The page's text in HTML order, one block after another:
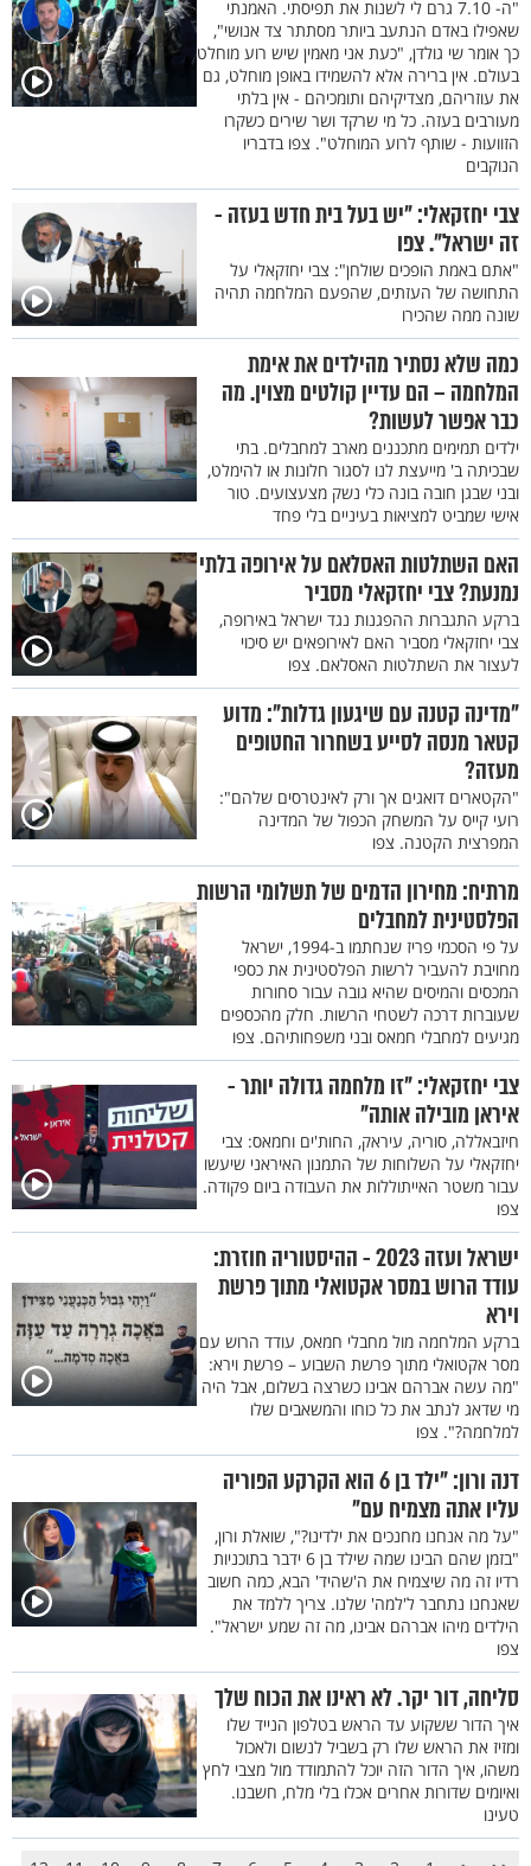
"ה- 7.10 גרם לי לשנות את תפיסתי. האמנתי
שאפילו באדם הנתעב ביותר מסתתר צד אנושי",
כך אומר שי גולדן, "כעת אני מאמין שיש רוע מוחלט
בעולם. אין ברירה אלא להשמידו באופן מוחלט, גם
את עוזריהם, מצדיקיהם ותומכיהם - אין בלתי
מעורבים בעזה. כל מי שרקד ושר שירים כשקרו
הזוועות - שותף לרוע המוחלט". צפו בדבריו
הנוקבים
צבי יחזקאלי: "יש בעל בית חדש בעזה -
זה ישראל". צפו
"אתם באמת הופכים שולחן": צבי יחזקאלי על
התחושה של העזתים, שהפעם המלחמה תהיה
שונה ממה שהכירו
כמה שלא נסתיר מהילדים את אימת
המלחמה – הם עדיין קולטים מצוין. מה
כבר אפשר לעשות?
ילדים תמימים מתכננים מארב למחבלים. בתי
שבכיתה ב' מייעצת לנו לסגור חלונות או להימלט,
ובני שבגן חובה בונה כלי נשק מצעצועים. טור
אישי שמביט למציאות בעיניים בלי פחד
האם השתלטות האסלאם על אירופה בלתי
נמנעת? צבי יחזקאלי מסביר
ברקע התגברות ההפגנות נגד ישראל באירופה,
צבי יחזקאלי מסביר האם לאירופאים יש סיכוי
לעצור את השתלטות האסלאם. צפו
"מדינה קטנה עם שיגעון גדלות": מדוע
קטאר מנסה לסייע בשחרור החטופים
מעזה?
"הקטארים דואגים אך ורק לאינטרסים שלהם":
רועי קייס על המשחק הכפול של המדינה
המפרצית הקטנה. צפו
מרתיח: מחירון הדמים של תשלומי הרשות
הפלסטינית למחבלים
על פי הסכמי פריז שנחתמו ב-1994, ישראל
מחויבת להעביר לרשות הפלסטינית את כספי
המכסים והמיסים שהיא גובה עבור סחורות
שעוברות דרכה לשטחי הרשות. חלק מהכספים
מגיעים למחבלי חמאס ובני משפחותיהם. צפו
צבי יחזקאלי: "זו מלחמה גדולה יותר -
איראן מובילה אותה"
חיזבאללה, סוריה, עיראק, החות'ים וחמאס: צבי
יחזקאלי על השלוחות של התמנון האיראני שיעשו
עבור משטר האייתוללות את העבודה ביום פקודה.
צפו
ישראל ועזה 2023 - ההיסטוריה חוזרת:
עודד הרוש במסר אקטואלי מתוך פרשת
וירא
ברקע המלחמה מול מחבלי חמאס, עודד הרוש עם
מסר אקטואלי מתוך פרשת השבוע – פרשת וירא:
"מה עשה אברהם אבינו כשרצה בשלום, אבל היה
מי שדאג לנתב את כל כוחו והמשאבים שלו
למלחמה?". צפו
דנה ורון: "ילד בן 6 הוא הקרקע הפוריה
עליו אתה מצמיח עם"
"על מה אנחנו מחנכים את ילדינו?", שואלת ורון,
"בזמן שהם הבינו שמה שילד בן 6 ידבר בתוכניות
רדיו זה מה שיצמיח את ה'שהיד' הבא, כמה חשוב
שאנחנו נתחבר ל'למה' שלנו. צריך ללמד את
הילדים מיהו אברהם אבינו, מה זה שמע ישראל".
צפו
סליחה, דור יקר. לא ראינו את הכוח שלך
איך הדור ששקוע עד הראש בטלפון הנייד שלו
ומזיז את הראש שלו רק בשביל לנשום ולאכול
משהו, איך הדור הזה יוכל להתמודד מול מצבי לחץ
ואיומים שדורות אחרים אכלו בלי מלח, חשבנו.
טעינו